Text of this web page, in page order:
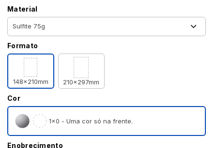
Material
Formato
148x210mm 210x297mm
Cor
1×0 - Uma cor só na frente.
Enobrecimento